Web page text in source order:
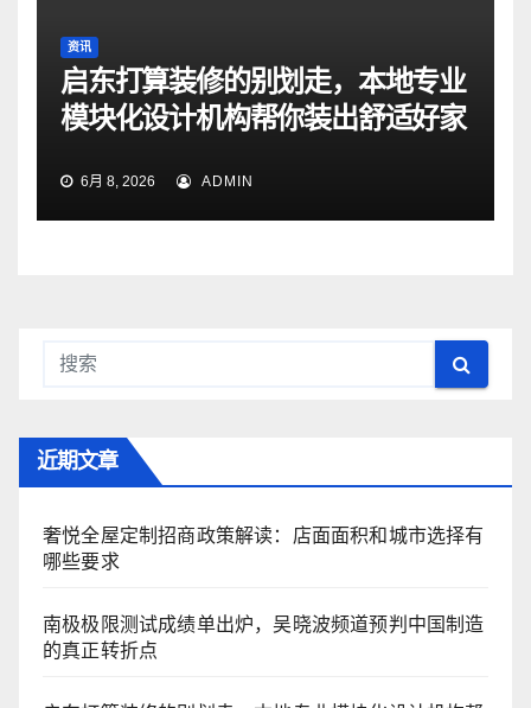
资讯
启东打算装修的别划走，本地专业
模块化设计机构帮你装出舒适好家
6月 8, 2026 ADMIN
近期文章
奢悦全屋定制招商政策解读：店面面积和城市选择有
哪些要求
南极极限测试成绩单出炉，吴晓波频道预判中国制造
的真正转折点